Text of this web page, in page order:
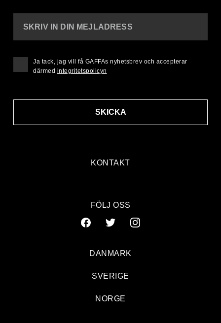
KONTAKT
SKRIV IN DIN MEJLADRESS
SKICKA
Ja tack, jag vill få GAFFAs nyhetsbrev och accepterar
därmed integritetspolicyn
FÖLJ OSS
DANMARK
SVERIGE
NORGE